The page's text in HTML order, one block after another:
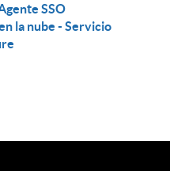
SSO
la nube - Servicio